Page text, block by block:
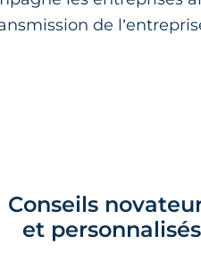
de
Conseils
et personnalisés